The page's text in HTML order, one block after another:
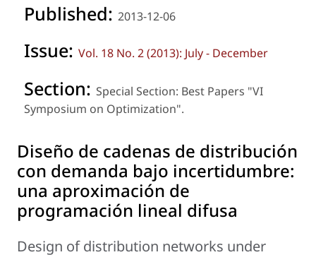
Published: 2013-12-06
Issue: Vol. 18 No. 2 (2013): July - December
Section: Special Section: Best Papers "VI
Symposium on Optimization".
Diseño de cadenas de distribución
con demanda bajo incertidumbre:
una aproximación de
programación lineal difusa
Design of distribution networks under